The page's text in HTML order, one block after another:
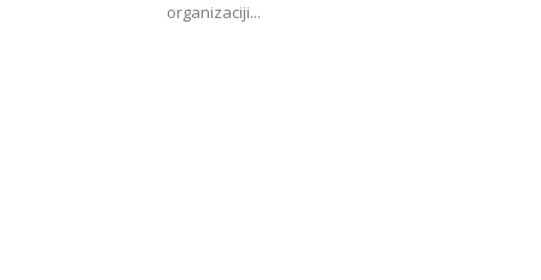
organizaciji...